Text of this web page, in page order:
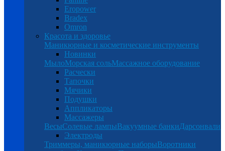
Eropower
Bradex
Omron
Красота и здоровье
Маникюрные и косметические инструменты
Новинки
МылоМорская сольМассажное оборудование
Расчески
Тапочки
Мячики
Подушки
Аппликаторы
Массажеры
ВесыСолевые лампыВакуумные банкиДарсонвали
Электроды
Триммеры, маникюрные наборыВоротники